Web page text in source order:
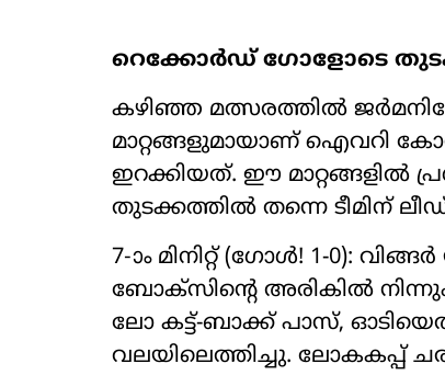
റെക്കോർഡ് ഗോളോടെ
കഴിഞ്ഞ മത്സരത്തിൽ
മാറ്റങ്ങളുമായാണ് ഐവറി
ഇറക്കിയത്. ഈ മാറ്റങ്ങളിൽ
തുടക്കത്തിൽ തന്നെ ടീമിന്
7-ാം മിനിറ്റ് (ഗോൾ! 1-0):
ബോക്സിന്‍റെ അരികിൽ
ലോ കട്ട്-ബാക്ക് പാസ്,
വലയിലെത്തിച്ചു. ലോകകപ്പ്